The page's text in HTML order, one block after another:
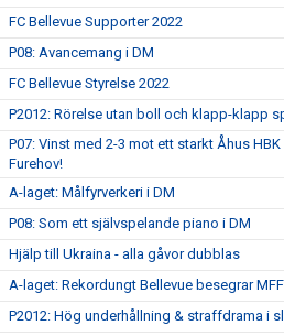
FC Bellevue Supporter 2022
P08: Avancemang i DM
FC Bellevue Styrelse 2022
P2012: Rörelse utan boll och klapp-klapp
P07: Vinst med 2-3 mot ett starkt Åhus
Furehov!
A-laget: Målfyrverkeri i DM
P08: Som ett självspelande piano i DM
Hjälp till Ukraina - alla gåvor dubblas
A-laget: Rekordungt Bellevue besegrar
P2012: Hög underhållning & straffdrama i